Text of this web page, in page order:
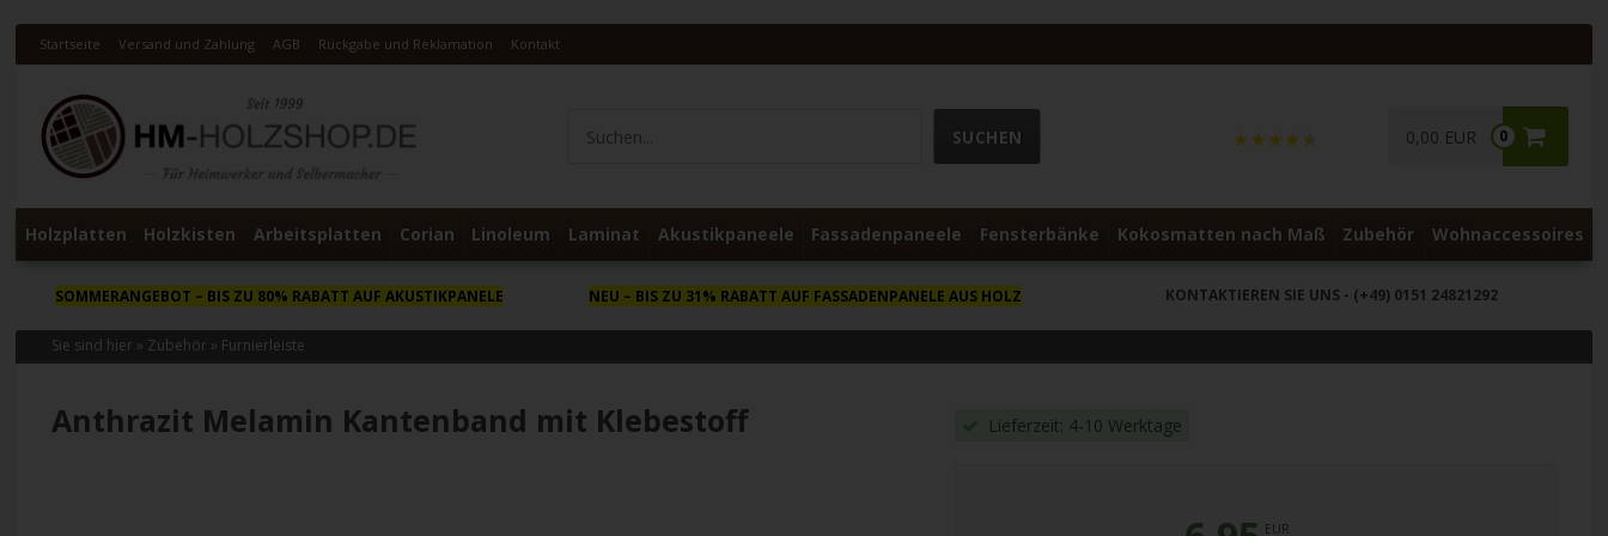
Startseite Versand und Zahlung AGB Rückgabe und Reklamation Kontakt
0
0,00 EUR
Holzplatten Holzkisten Arbeitsplatten Corian Linoleum Laminat Akustikpaneele Fassadenpaneele Fensterbänke Kokosmatten nach Maß Zubehör Wohnaccessoires
SOMMERANGEBOT– BIS ZU 80% RABATT AUF AKUSTIKPANELE NEU – BIS ZU 31% RABATT AUF FASSADENPANELE AUS HOLZ KONTAKTIEREN SIE UNS - (+49) 0151 24821292
Sie sind hier » Zubehör » Furnierleiste
Anthrazit Melamin Kantenband mit Klebestoff Lieferzeit: 4-10 Werktage
EUR